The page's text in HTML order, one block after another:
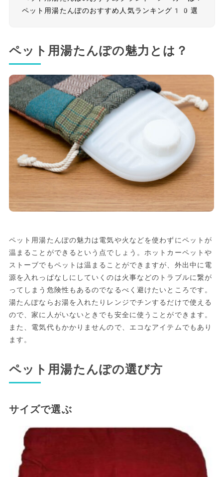
ペット用湯たんぽのおすすめ人気ランキング10選
ペット用湯たんぽの魅力とは？
ペット用湯たんぽの魅力は電気や火などを使わずにペットが
温まることができるという点でしょう。ホットカーペットや
ストーブでもペットは温まることができますが、外出中に電
源を入れっぱなしにしていくのは火事などのトラブルに繋が
ってしまう危険性もあるのでなるべく避けたいところです。
湯たんぽならお湯を入れたりレンジでチンするだけで使える
ので、家に人がいないときでも安全に使うことができます。
また、電気代もかかりませんので、エコなアイテムでもあり
ます。
ペット用湯たんぽの選び方
サイズで選ぶ